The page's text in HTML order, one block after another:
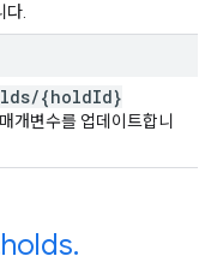
다.
/{holdId}
개변수를 업데이트합니
holds.